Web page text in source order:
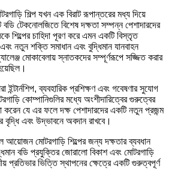
শিল্প যখন এক বিরাট রূপান্তরের মধ্য দিয়ে
বডি টেকনোলজিতে বিশেষ দক্ষতা সম্পন্ন পেশাদারদের
শিল্পের চাহিদা পূরণ করে এমন একটি বিস্তৃত
নতুন শক্তি সমাধান এবং বুদ্ধিমান যানবাহন
মোকাবেলায় স্নাতকদের সম্পূর্ণরূপে সজ্জিত করার
ইন্টার্নশিপ, ব্যবহারিক প্রশিক্ষণ এবং গবেষণার সুযোগ
কোম্পানিগুলির মধ্যে অংশীদারিত্বের গুরুত্বের
যে এর ফলে দক্ষ পেশাদারদের একটি নতুন প্রজন্ম
বৃদ্ধি এবং উদ্ভাবনে অবদান রাখবে।
আয়োজন মোটরগাড়ি শিল্পের জন্য দক্ষতার ব্যবধান
বডি প্রযুক্তির জোরালো বিকাশ এবং মোটরগাড়ি
প্রতিভার ভিত্তি স্থাপনের ক্ষেত্রে একটি গুরুত্বপূর্ণ